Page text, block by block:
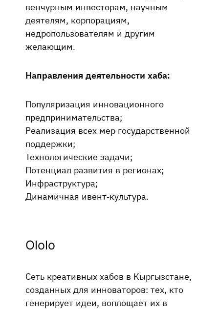
венчурным инвесторам, научным
деятелям, корпорациям,
недропользователям и другим
желающим.
Направления деятельности хаба:
Популяризация инновационного
предпринимательства;
Реализация всех мер государственной
поддержки;
Технологические задачи;
Потенциал развития в регионах;
Инфраструктура;
Динамичная ивент-культура.
Ololo
Сеть креативных хабов в Кыргызстане,
созданных для инноваторов: тех, кто
генерирует идеи, воплощает их в